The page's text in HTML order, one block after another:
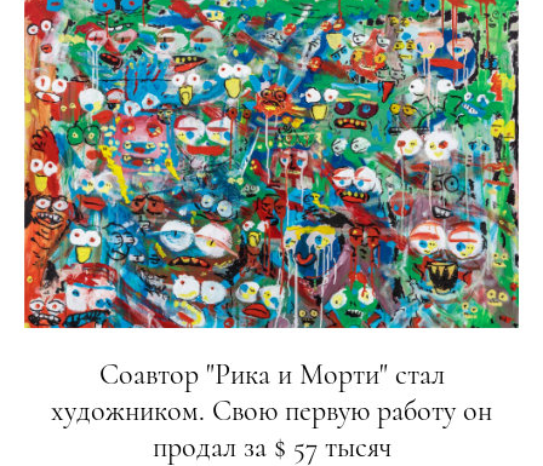
Соавтор "Рика и Морти" стал
художником. Свою первую работу он
продал за $ 57 тысяч